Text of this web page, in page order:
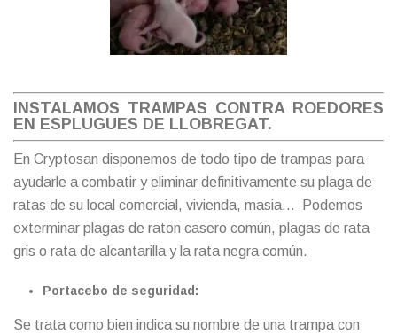
INSTALAMOS TRAMPAS CONTRA ROEDORES
EN ESPLUGUES DE LLOBREGAT.
En Cryptosan disponemos de todo tipo de trampas para
ayudarle a combatir y eliminar definitivamente su plaga de
ratas de su local comercial, vivienda, masia… Podemos
exterminar plagas de raton casero común, plagas de rata
gris o rata de alcantarilla y la rata negra común.
Portacebo de seguridad:
Se trata como bien indica su nombre de una trampa con